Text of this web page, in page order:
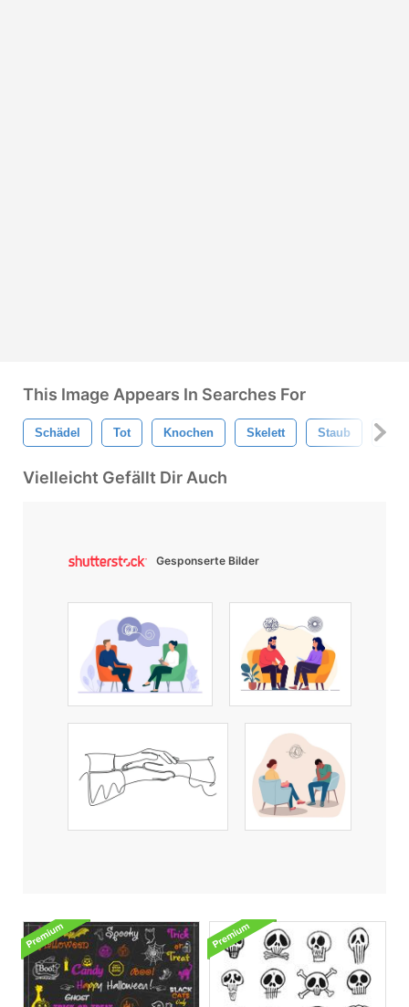
This Image Appears In Searches For
Schädel Tot Knochen Skelett Staub
Vielleicht Gefällt Dir Auch
Gesponserte Bilder